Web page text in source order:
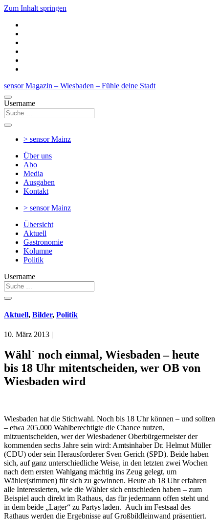
Zum Inhalt springen
sensor Magazin – Wiesbaden – Fühle deine Stadt
Username
> sensorMainz
Über uns
Abo
Media
Ausgaben
Kontakt
> sensorMainz
Übersicht
Aktuell
Gastronomie
Kolumne
Politik
Username
Aktuell, Bilder, Politik
10. März 2013 |
Wähl´ noch einmal, Wiesbaden – heute
bis 18 Uhr mitentscheiden, wer OB von
Wiesbaden wird
Wiesbaden hat die Stichwahl. Noch bis 18 Uhr können – und sollten
– etwa 205.000 Wahlberechtigte die Chance nutzen,
mitzuentscheiden, wer der Wiesbadener Oberbürgermeister der
kommenden sechs Jahre sein wird: Amtsinhaber Dr. Helmut Müller
(CDU) oder sein Herausforderer Sven Gerich (SPD). Beide haben
sich, auf ganz unterschiedliche Weise, in den letzten zwei Wochen
nach dem ersten Wahlgang mächtig ins Zeug gelegt, um
Wähler(stimmen) für sich zu gewinnen. Heute ab 18 Uhr erfahren
alle Interessierten, wie die Wähler sich entschieden haben – zum
Beispiel auch direkt im Rathaus, das für jedermann offen steht und
in dem beide „Lager“ zu Partys laden. Auch im Festsaal des
Rathaus werden die Ergebnisse auf Großbildleinwand präsentiert.